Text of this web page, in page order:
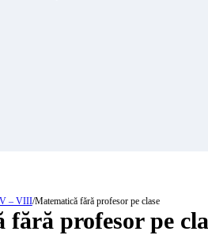
V – VIII/Matematică fără profesor pe clase
fără profesor pe